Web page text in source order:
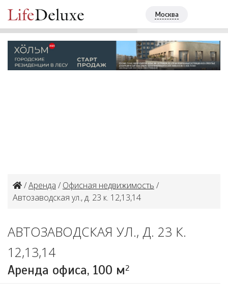
Москва
/Аренда / Офисная недвижимость /
Автозаводская ул., д. 23 к. 12,13,14
АВТОЗАВОДСКАЯ УЛ., Д. 23 К.
12,13,14
Аренда офиса, 100 м2
Автозаводская ул., д. 23 к. 12,13,14
+7 (495) 4813507